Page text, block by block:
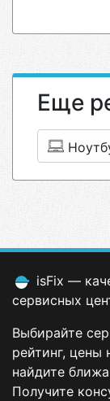
Еще
isFix —
сервисных
Выбирайте
рейтинг, цены
найдите
Получите